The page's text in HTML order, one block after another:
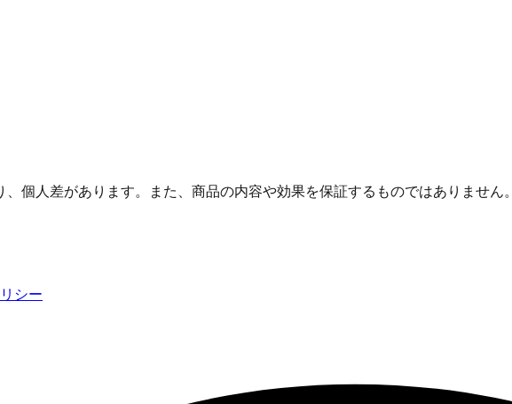
個人差があります。また、商品の内容や効果を保証するものではありません。
シー